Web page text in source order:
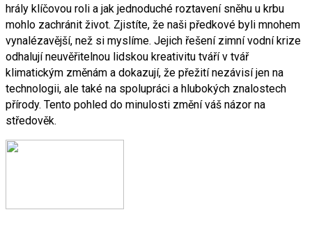
hrály klíčovou roli a jak jednoduché roztavení sněhu u krbu
mohlo zachránit život. Zjistíte, že naši předkové byli mnohem
vynalézavější, než si myslíme. Jejich řešení zimní vodní krize
odhalují neuvěřitelnou lidskou kreativitu tváří v tvář
klimatickým změnám a dokazují, že přežití nezávisí jen na
technologii, ale také na spolupráci a hlubokých znalostech
přírody. Tento pohled do minulosti změní váš názor na
středověk.